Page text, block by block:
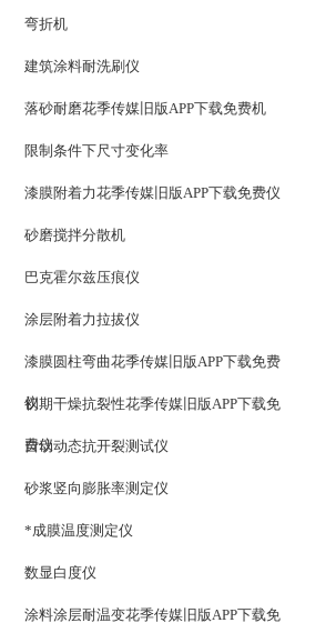
弯折机
建筑涂料耐洗刷仪
落砂耐磨花季传媒旧版APP下载免费机
限制条件下尺寸变化率
漆膜附着力花季传媒旧版APP下载免费仪
砂磨搅拌分散机
巴克霍尔兹压痕仪
涂层附着力拉拔仪
漆膜圆柱弯曲花季传媒旧版APP下载免费
仪
初期干燥抗裂性花季传媒旧版APP下载免
费仪
自动动态抗开裂测试仪
砂浆竖向膨胀率测定仪
*成膜温度测定仪
数显白度仪
涂料涂层耐温变花季传媒旧版APP下载免